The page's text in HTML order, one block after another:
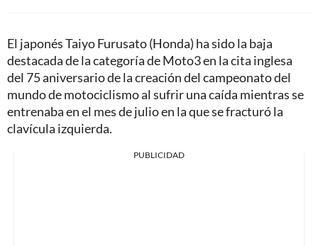
El japonés Taiyo Furusato (Honda) ha sido la baja
destacada de la categoría de Moto3 en la cita inglesa
del 75 aniversario de la creación del campeonato del
mundo de motociclismo al sufrir una caída mientras se
entrenaba en el mes de julio en la que se fracturó la
clavícula izquierda.
PUBLICIDAD